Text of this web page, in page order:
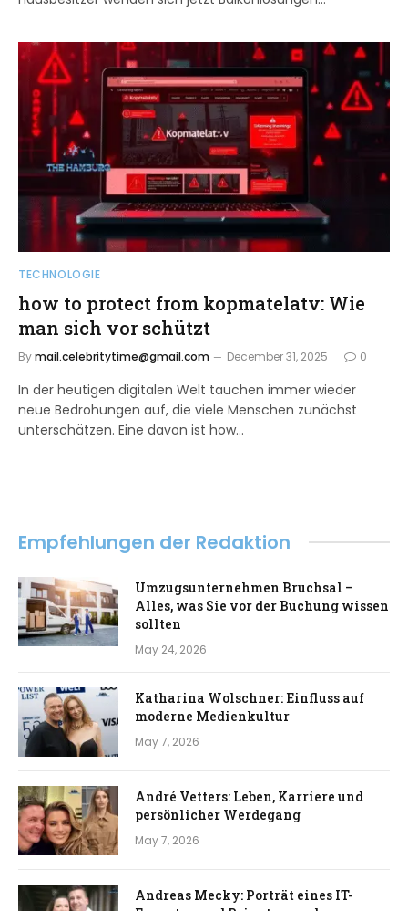
TECHNOLOGIE
how to protect from kopmatelatv: Wie
man sich vor schützt
Bymail.celebritytime@gmail.com December 31, 2025 0
In der heutigen digitalen Welt tauchen immer wieder
neue Bedrohungen auf, die viele Menschen zunächst
unterschätzen. Eine davon ist how…
Empfehlungen der Redaktion
Umzugsunternehmen Bruchsal –
Alles, was Sie vor der Buchung wissen
sollten
May 24, 2026
Katharina Wolschner: Einfluss auf
moderne Medienkultur
May 7, 2026
André Vetters: Leben, Karriere und
persönlicher Werdegang
May 7, 2026
Andreas Mecky: Porträt eines IT-